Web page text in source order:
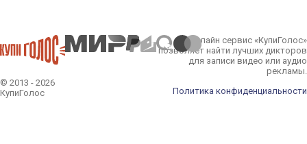
© 2013 - 2026
КупиГолос
Онлайн сервис «КупиГолос»
позволяет найти лучших дикторов
для записи видео или аудио
рекламы.
Политика конфиденциальности